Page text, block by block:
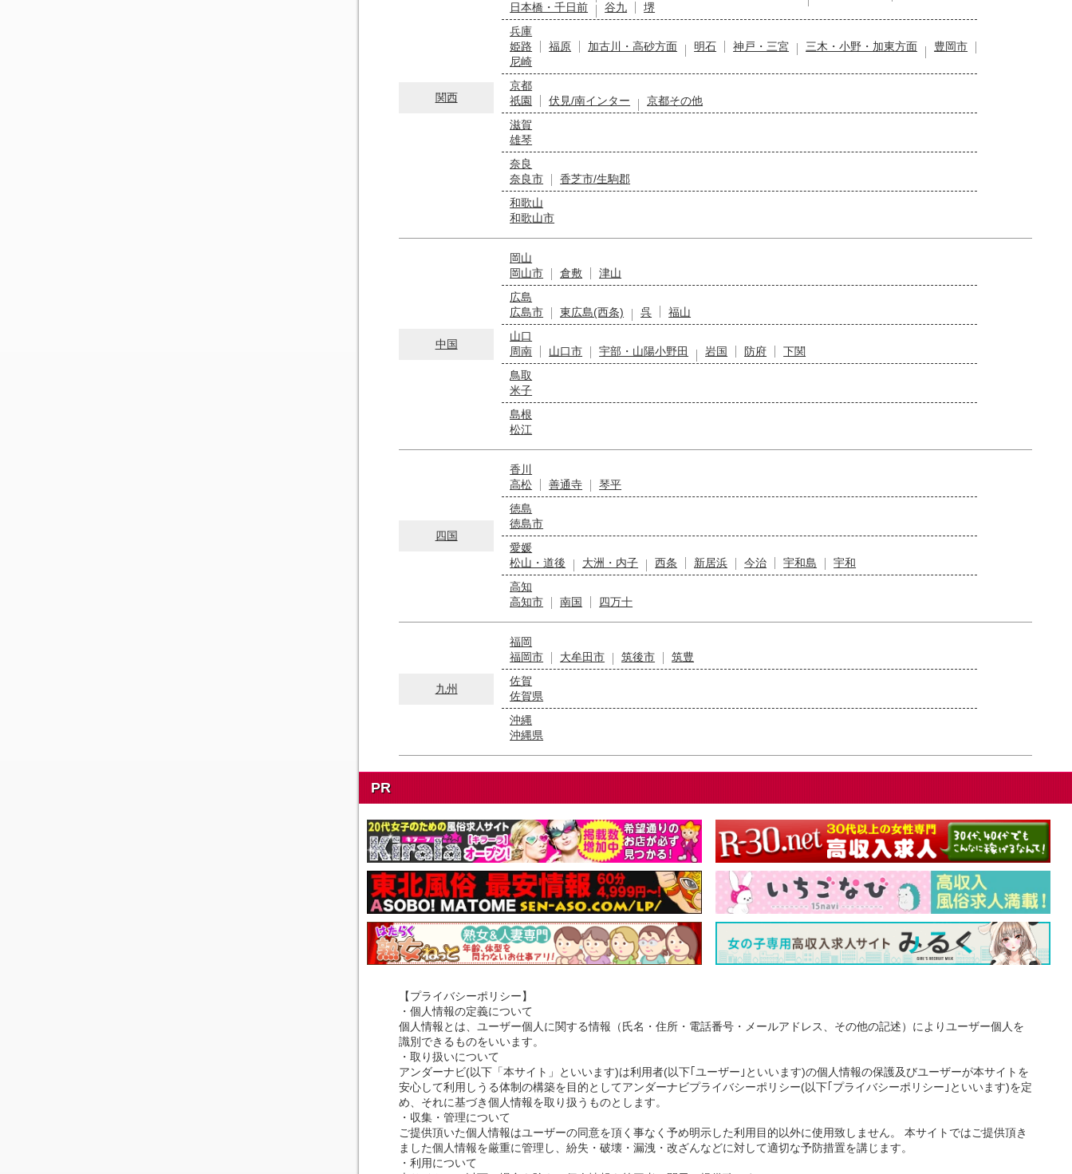
関西
日本橋・千日前
谷九
堺
兵庫
姫路
福原 加古川・高砂方面 明石 神戸・三宮 三木・小野・加東方面
豊岡市
尼崎
京都
祇園
伏見/南インター
京都その他
滋賀
雄琴
奈良
奈良市
香芝市/生駒郡
和歌山
和歌山市
中国
岡山
岡山市
倉敷
津山
広島
広島市
東広島(西条) 呉
福山
山口
周南
山口市 宇部・山陽小野田 岩国 防府
下関
鳥取
米子
島根
松江
四国
香川
高松
善通寺
琴平
徳島
徳島市
愛媛
松山・道後
大洲・内子 西条 新居浜 今治 宇和島
宇和
高知
高知市
南国 四万十
九州
福岡
福岡市
大牟田市 筑後市
筑豊
佐賀
佐賀県
沖縄
沖縄県
PR
【プライバシーポリシー】
・個人情報の定義について
個人情報とは、ユーザー個人に関する情報（氏名・住所・電話番号・メールアドレス、その他の記述）によりユーザー個人を
識別できるものをいいます。
・取り扱いについて
アンダーナビ(以下「本サイト」といいます)は利用者(以下｢ユーザー｣といいます)の個人情報の保護及びユーザーが本サイトを
安心して利用しうる体制の構築を目的としてアンダーナビプライバシーポリシー(以下｢プライバシーポリシー｣といいます)を定
め、それに基づき個人情報を取り扱うものとします。
・収集・管理について
ご提供頂いた個人情報はユーザーの同意を頂く事なく予め明示した利用目的以外に使用致しません。 本サイトではご提供頂き
ました個人情報を厳重に管理し、紛失・破壊・漏洩・改ざんなどに対して適切な予防措置を講じます。
・利用について